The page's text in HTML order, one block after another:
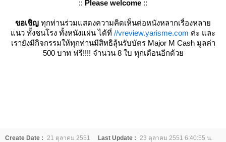
:: Please welcome ::
ขอเชิญ ทุกท่านร่วมแสดงความคิดเห็นต่อหนังหลากเรื่องหลา
นว ทั้งชนโรง ทั้งหนังแผ่น ได้ที่ //vreview.yarisme.com ค่ะ และ
เรายังมีกิจกรรมให้ทุกท่านมีสิทธิลุ้นรับบัตร Major M Cash มูลค่า
500 บาท ฟรี!!!! จำนวน 8 ใบ ทุกเดือนอีกด้ว
Create Date : 21 ตุลาคม 2551 Last Update : 23 ตุลาคม 2551 6:40:55 น.